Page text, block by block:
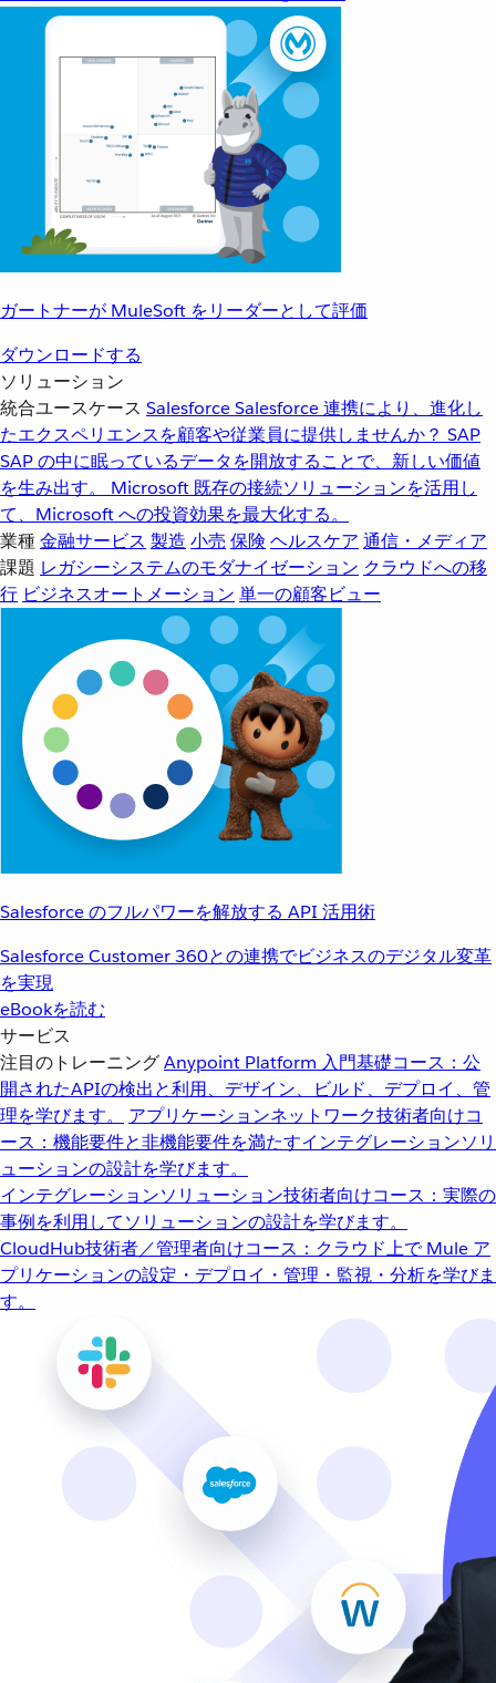
ガートナーが MuleSoft をリーダーとして評価
ダウンロードする
ソリューション
統合ユースケース SalesforceSalesforce 連携により、進化し
たエクスペリエンスを顧客や従業員に提供しませんか？ SAP
SAP の中に眠っているデータを開放することで、新しい価値
を生み出す。
Microsoft 既存の接続ソリューションを活用し
て、Microsoft への投資効果を最大化する。
業種金融サービス 製造 小売 保険 ヘルスケア 通信・メディア
課題 レガシーシステムのモダナイゼーション クラウドへの移
行 ビジネスオートメーション 単一の顧客ビュー
Salesforce のフルパワーを解放する API 活用術
Salesforce Customer 360との連携でビジネスのデジタル変革
を実現
eBookを読む
サービス
注目のトレーニングAnypoint Platform 入門基礎コース：公
開されたAPIの検出と利用、デザイン、ビルド、デプロイ、管
理を学びます。
アプリケーションネットワーク技術者向けコ
ース：機能要件と非機能要件を満たすインテグレーションソリ
ューションの設計を学びます。
インテグレーションソリューション技術者向けコース：実際の
事例を利用してソリューションの設計を学びます。
CloudHub技術者／管理者向けコース：クラウド上で Mule ア
プリケーションの設定・デプロイ・管理・監視・分析を学びま
す。